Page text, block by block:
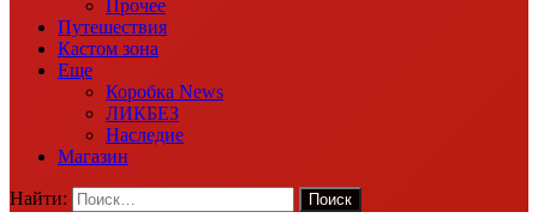
Прочее
Путешествия
Кастом зона
Еще
Коробка News
ЛИКБЕЗ
Наследие
Магазин
Найти: